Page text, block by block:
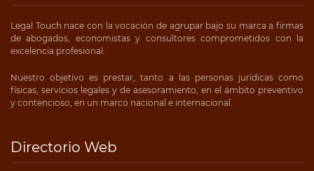
Legal Touch nace con la vocación de agrupar bajo su marca a firmas
de abogados, economistas y consultores comprometidos con la
excelencia profesional.
Nuestro objetivo es prestar, tanto a las personas jurídicas como
físicas, servicios legales y de asesoramiento, en el ámbito preventivo
y contencioso, en un marco nacional e internacional.
Directorio Web